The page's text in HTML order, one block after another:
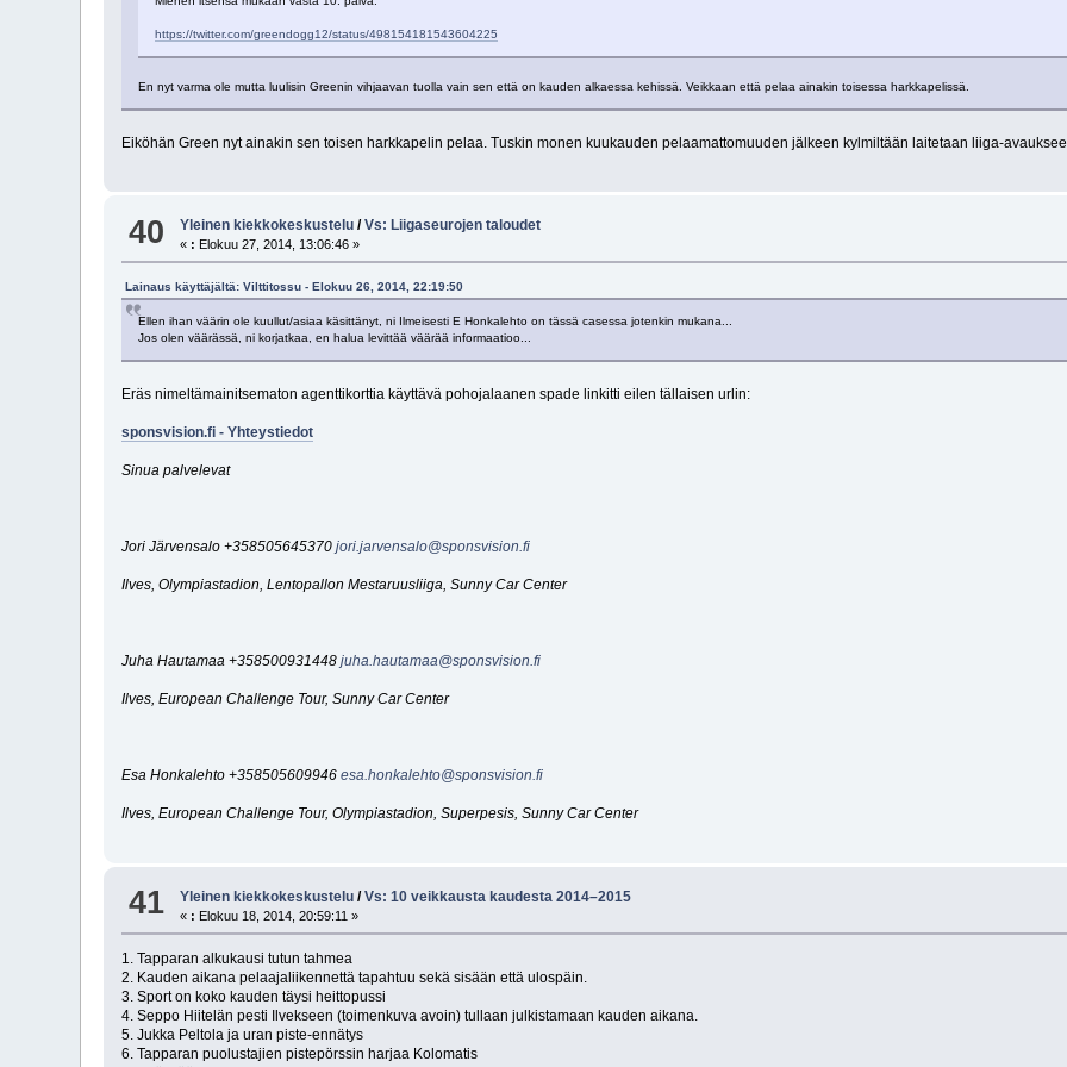
https://twitter.com/greendogg12/status/498154181543604225
En nyt varma ole mutta luulisin Greenin vihjaavan tuolla vain sen että on kauden alkaessa kehissä. Veikkaan että pelaa ainakin toisessa harkkapelissä.
Eiköhän Green nyt ainakin sen toisen harkkapelin pelaa. Tuskin monen kuukauden pelaamattomuuden jälkeen kylmiltään laitetaan liiga-
40 Yleinen kiekkokeskustelu /Vs: Liigaseurojen taloudet
« : Elokuu 27, 2014, 13:06:46 »
Lainaus käyttäjältä: Vilttitossu - Elokuu 26, 2014, 22:19:50
Ellen ihan väärin ole kuullut/asiaa käsittänyt, ni Ilmeisesti E Honkalehto on tässä casessa jotenkin mukana...
Jos olen väärässä, ni korjatkaa, en halua levittää väärää informaatioo...
Eräs nimeltämainitsematon agenttikorttia käyttävä pohojalaanen spade linkitti eilen tällaisen urlin:
sponsvision.fi - Yhteystiedot
Sinua palvelevat
Jori Järvensalo +358505645370jori.jarvensalo@sponsvision.fi
Ilves, Olympiastadion, Lentopallon Mestaruusliiga, Sunny Car Center
Juha Hautamaa +358500931448juha.hautamaa@sponsvision.fi
Ilves, European Challenge Tour, Sunny Car Center
Esa Honkalehto +358505609946esa.honkalehto@sponsvision.fi
Ilves, European Challenge Tour, Olympiastadion, Superpesis, Sunny Car Center
41 Yleinen kiekkokeskustelu /Vs: 10 veikkausta kaudesta 2014–2015
« : Elokuu 18, 2014, 20:59:11 »
1. Tapparan alkukausi tutun tahmea
2. Kauden aikana pelaajaliikennettä tapahtuu sekä sisään että ulospäin.
3. Sport on koko kauden täysi heittopussi
4. Seppo Hiitelän pesti Ilvekseen (toimenkuva avoin) tullaan julkistamaan kauden aikana.
5. Jukka Peltola ja uran piste-ennätys
6. Tapparan puolustajien pistepörssin harjaa Kolomatis